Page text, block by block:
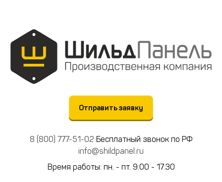
Отправить заявку
8 (800) 777-51-02 Бесплатный звонок по РФ
info@shildpanel.ru
Время работы: пн. - пт. 9:00 - 17:30